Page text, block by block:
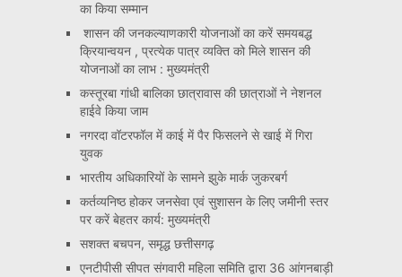
का किया सम्मान
शासन की जनकल्याणकारी योजनाओं का करें समयबद्ध
क्रियान्वयन , प्रत्येक पात्र व्यक्ति को मिले शासन की
योजनाओं का लाभ : मुख्यमंत्री
कस्तूरबा गांधी बालिका छात्रावास की छात्राओं ने नेशनल
हाईवे किया जाम
नगरदा वॉटरफॉल में काई में पैर फिसलने से खाई में गिरा
युवक
भारतीय अधिकारियों के सामने झुके मार्क जुकरबर्ग
कर्तव्यनिष्ठ होकर जनसेवा एवं सुशासन के लिए जमीनी स्तर
पर करें बेहतर कार्य: मुख्यमंत्री
सशक्त बचपन, समृद्ध छत्तीसगढ़
एनटीपीसी सीपत संगवारी महिला समिति द्वारा 36 आंगनबाड़ी